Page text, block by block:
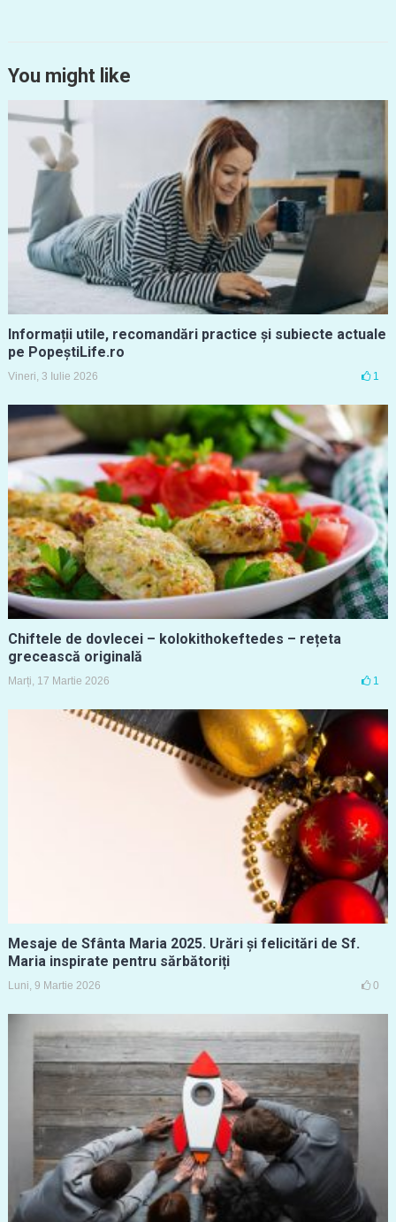
You might like
Informații utile, recomandări practice și subiecte actuale
pe PopeștiLife.ro
Vineri, 3 Iulie 2026 1
Chiftele de dovlecei – kolokithokeftedes – rețeta
grecească originală
Marți, 17 Martie 2026 1
Mesaje de Sfânta Maria 2025. Urări și felicitări de Sf.
Maria inspirate pentru sărbătoriți
Luni, 9 Martie 2026 0